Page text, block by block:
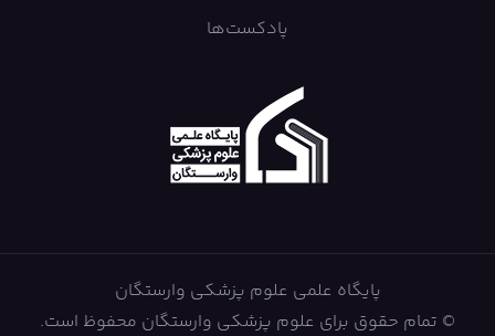
پادکست‌ها
پایگاه علمی علوم پزشکی وارستگان
© تمام حقوق برای علوم پزشکی وارستگان محفوظ است.